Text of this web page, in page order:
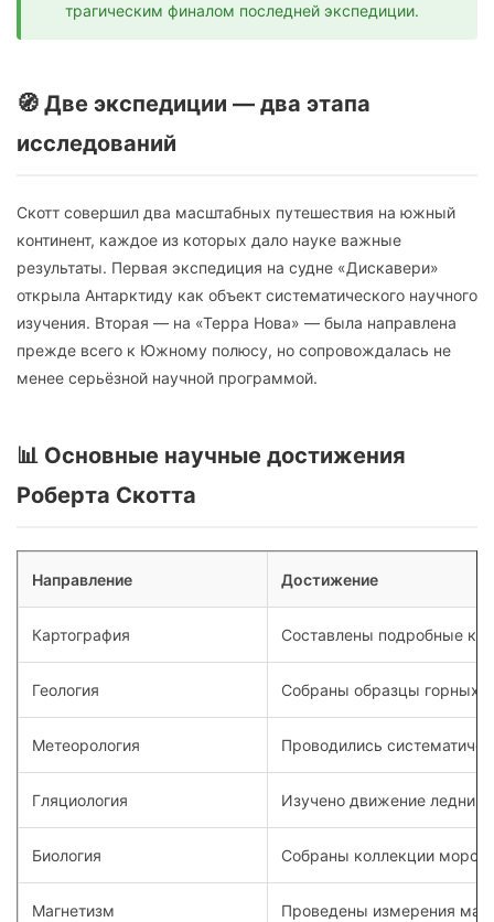
трагическим финалом последней экспедиции.
🧭 Две экспедиции — два этапа
исследований
Скотт совершил два масштабных путешествия на южный
континент, каждое из которых дало науке важные
результаты. Первая экспедиция на судне «Дискавери»
открыла Антарктиду как объект систематического научного
изучения. Вторая — на «Терра Нова» — была направлена
прежде всего к Южному полюсу, но сопровождалась не
менее серьёзной научной программой.
📊 Основные научные достижения
Роберта Скотта
Направление Достижение
Картография Составлены подробные
Геология Собраны образцы горных
Метеорология Проводились
Гляциология Изучено движение
Биология Собраны коллекции
Магнетизм Проведены измерения